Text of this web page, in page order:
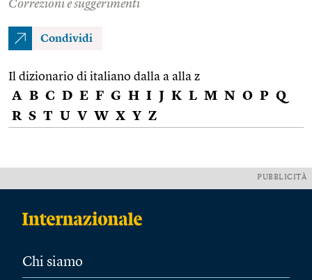
Correzioni e suggerimenti
Condividi
Il dizionario di italiano dalla a alla z
A B C D E F G H I J K L M N O P Q
R S T U V W X Y Z
PUBBLICITÀ
Chi siamo